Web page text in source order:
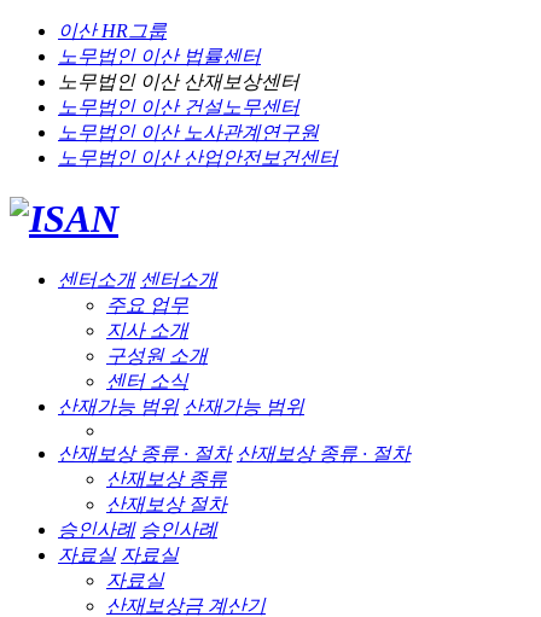
이산 HR그룹
노무법인 이산법률센터
노무법인 이산산재보상센터
노무법인 이산건설노무센터
노무법인 이산노사관계연구원
노무법인 이산산업안전보건센터
센터소개 센터소개
주요 업무
지사 소개
구성원 소개
센터 소식
산재가능 범위 산재가능 범위
산재보상 종류 · 절차 산재보상 종류 · 절차
산재보상 종류
산재보상 절차
승인사례 승인사례
자료실 자료실
자료실
산재보상금 계산기